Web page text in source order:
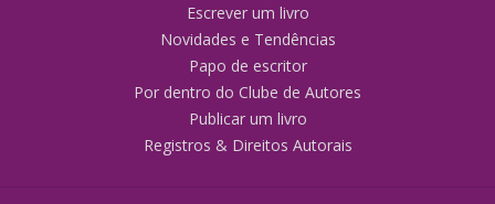
Escrever um livro
Novidades e Tendências
Papo de escritor
Por dentro do Clube de Autores
Publicar um livro
Registros & Direitos Autorais